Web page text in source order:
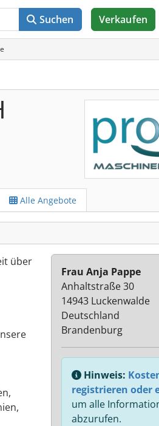
Suchen Verkaufen
Alle Angebote
über
Frau Anja Pappe
Anhaltstraße 30
14943 Luckenwalde
Deutschland
Brandenburg
Hinweis:
registrieren oder
um alle
abzurufen.